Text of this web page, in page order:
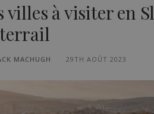
villes à visiter en
MACHUGH 29TH AOÛT 2023